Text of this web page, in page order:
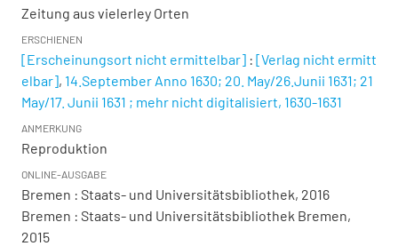
Zeitung aus vielerley Orten
ERSCHIENEN
[Erscheinungsort nicht ermittelbar] : [Verlag nicht ermitt
elbar], 14.September Anno 1630; 20. May/26.Junii 1631; 21
May/17. Junii 1631 ; mehr nicht digitalisiert, 1630-1631
ANMERKUNG
Reproduktion
ONLINE-AUSGABE
Bremen : Staats- und Universitätsbibliothek, 2016
Bremen : Staats- und Universitätsbibliothek Bremen,
2015